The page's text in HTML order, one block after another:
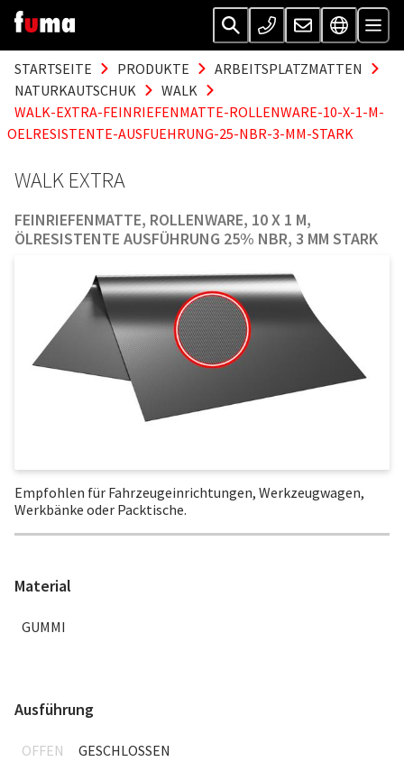
STARTSEITE PRODUKTE
ARBEITSPLATZMATTEN
NATURKAUTSCHUK
WALK
WALK-EXTRA-FEINRIEFENMATTE-ROLLENWARE-10-X-1-M-
OELRESISTENTE-AUSFUEHRUNG-25-NBR-3-MM-STARK
WALK EXTRA
FEINRIEFENMATTE, ROLLENWARE, 10 X 1 M,
ÖLRESISTENTE AUSFÜHRUNG 25% NBR, 3 MM STARK
Empfohlen für Fahrzeugeinrichtungen, Werkzeugwagen,
Werkbänke oder Packtische.
Material
GUMMI
Ausführung
OFFEN GESCHLOSSEN